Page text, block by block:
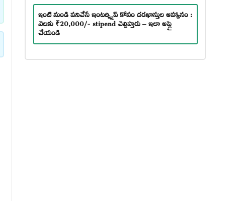
ఇంటి నుండి పనిచేసే ఇంటర్న్షిప్ కోసం దరఖాస్తుల ఆహ్వానం :
నెలకు ₹20,000/- stipend చెల్లిస్తారు – ఇలా అప్లై
చేయండి